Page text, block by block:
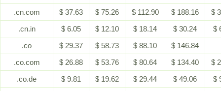
.cn.com
$ 37.63 $ 75.26 $ 112.90 $ 188.16
$
.cn.in
$ 6.05 $ 12.10 $ 18.14 $ 30.24
$
.co
$ 29.37 $ 58.73 $ 88.10
$ 146.84
.co.com
$ 26.88 $ 53.76 $ 80.64 $ 134.40
$
.co.de
$ 9.81 $ 19.62 $ 29.44 $ 49.06
$